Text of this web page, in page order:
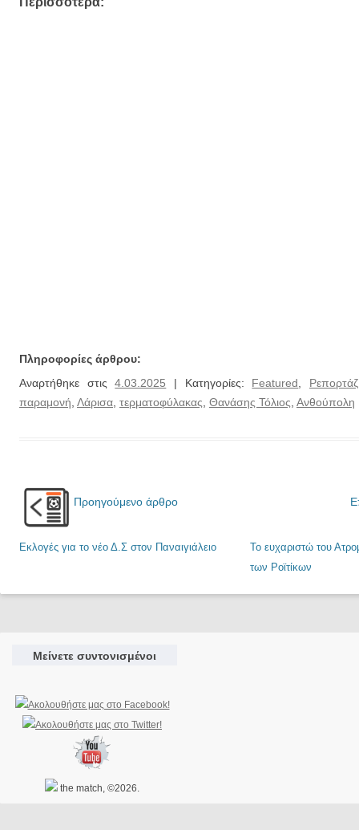
Πληροφορίες άρθρου:
Αναρτήθηκε στις4.03.2025 | Κατηγορίες: Featured, Ρεπορτάζ
παραμονή, Λάρισα, τερματοφύλακας, Θανάσης Τόλιος, Ανθούπολη
Προηγούμενο άρθρο
Εκλογές για το νέο Δ.Σ στον Παναιγιάλειο
Το ευχαριστώ του
των Ροϊτίκων
Μείνετε συντονισμένοι
the match, ©2026.